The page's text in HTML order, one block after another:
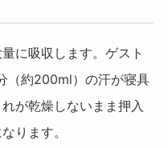
に吸収します。ゲスト
（約200ml）の汗が寝具
が乾燥しないまま押入
ります。